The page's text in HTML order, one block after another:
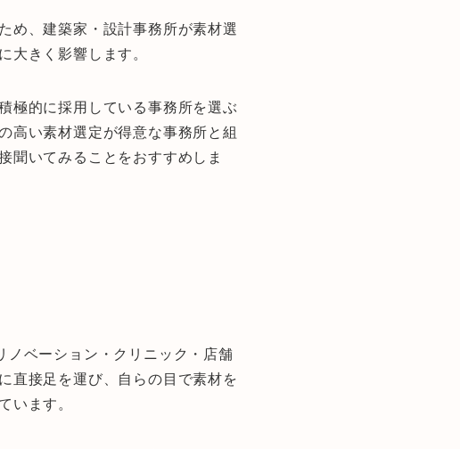
め、建築家・設計事務所が素材選
大きく影響します。
極的に採用している事務所を選ぶ
高い素材選定が得意な事務所と組
聞いてみることをおすすめしま
ノベーション・クリニック・店舗
直接足を運び、自らの目で素材を
います。